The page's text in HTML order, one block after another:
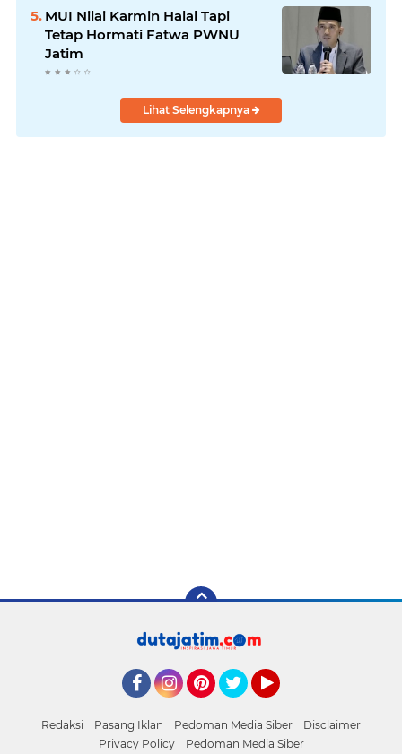
MUI Nilai Karmin Halal Tapi
Tetap Hormati Fatwa PWNU
Jatim
Lihat Selengkapnya
Redaksi Pasang Iklan Pedoman Media Siber
Disclaimer
Privacy Policy
Pedoman Media Siber